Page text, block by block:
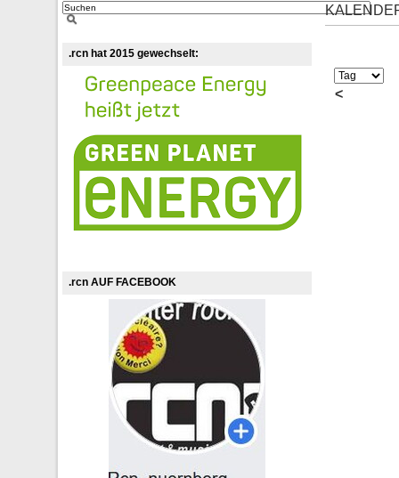
.rcn hat 2015 gewechselt:
.rcn AUF FACEBOOK
<